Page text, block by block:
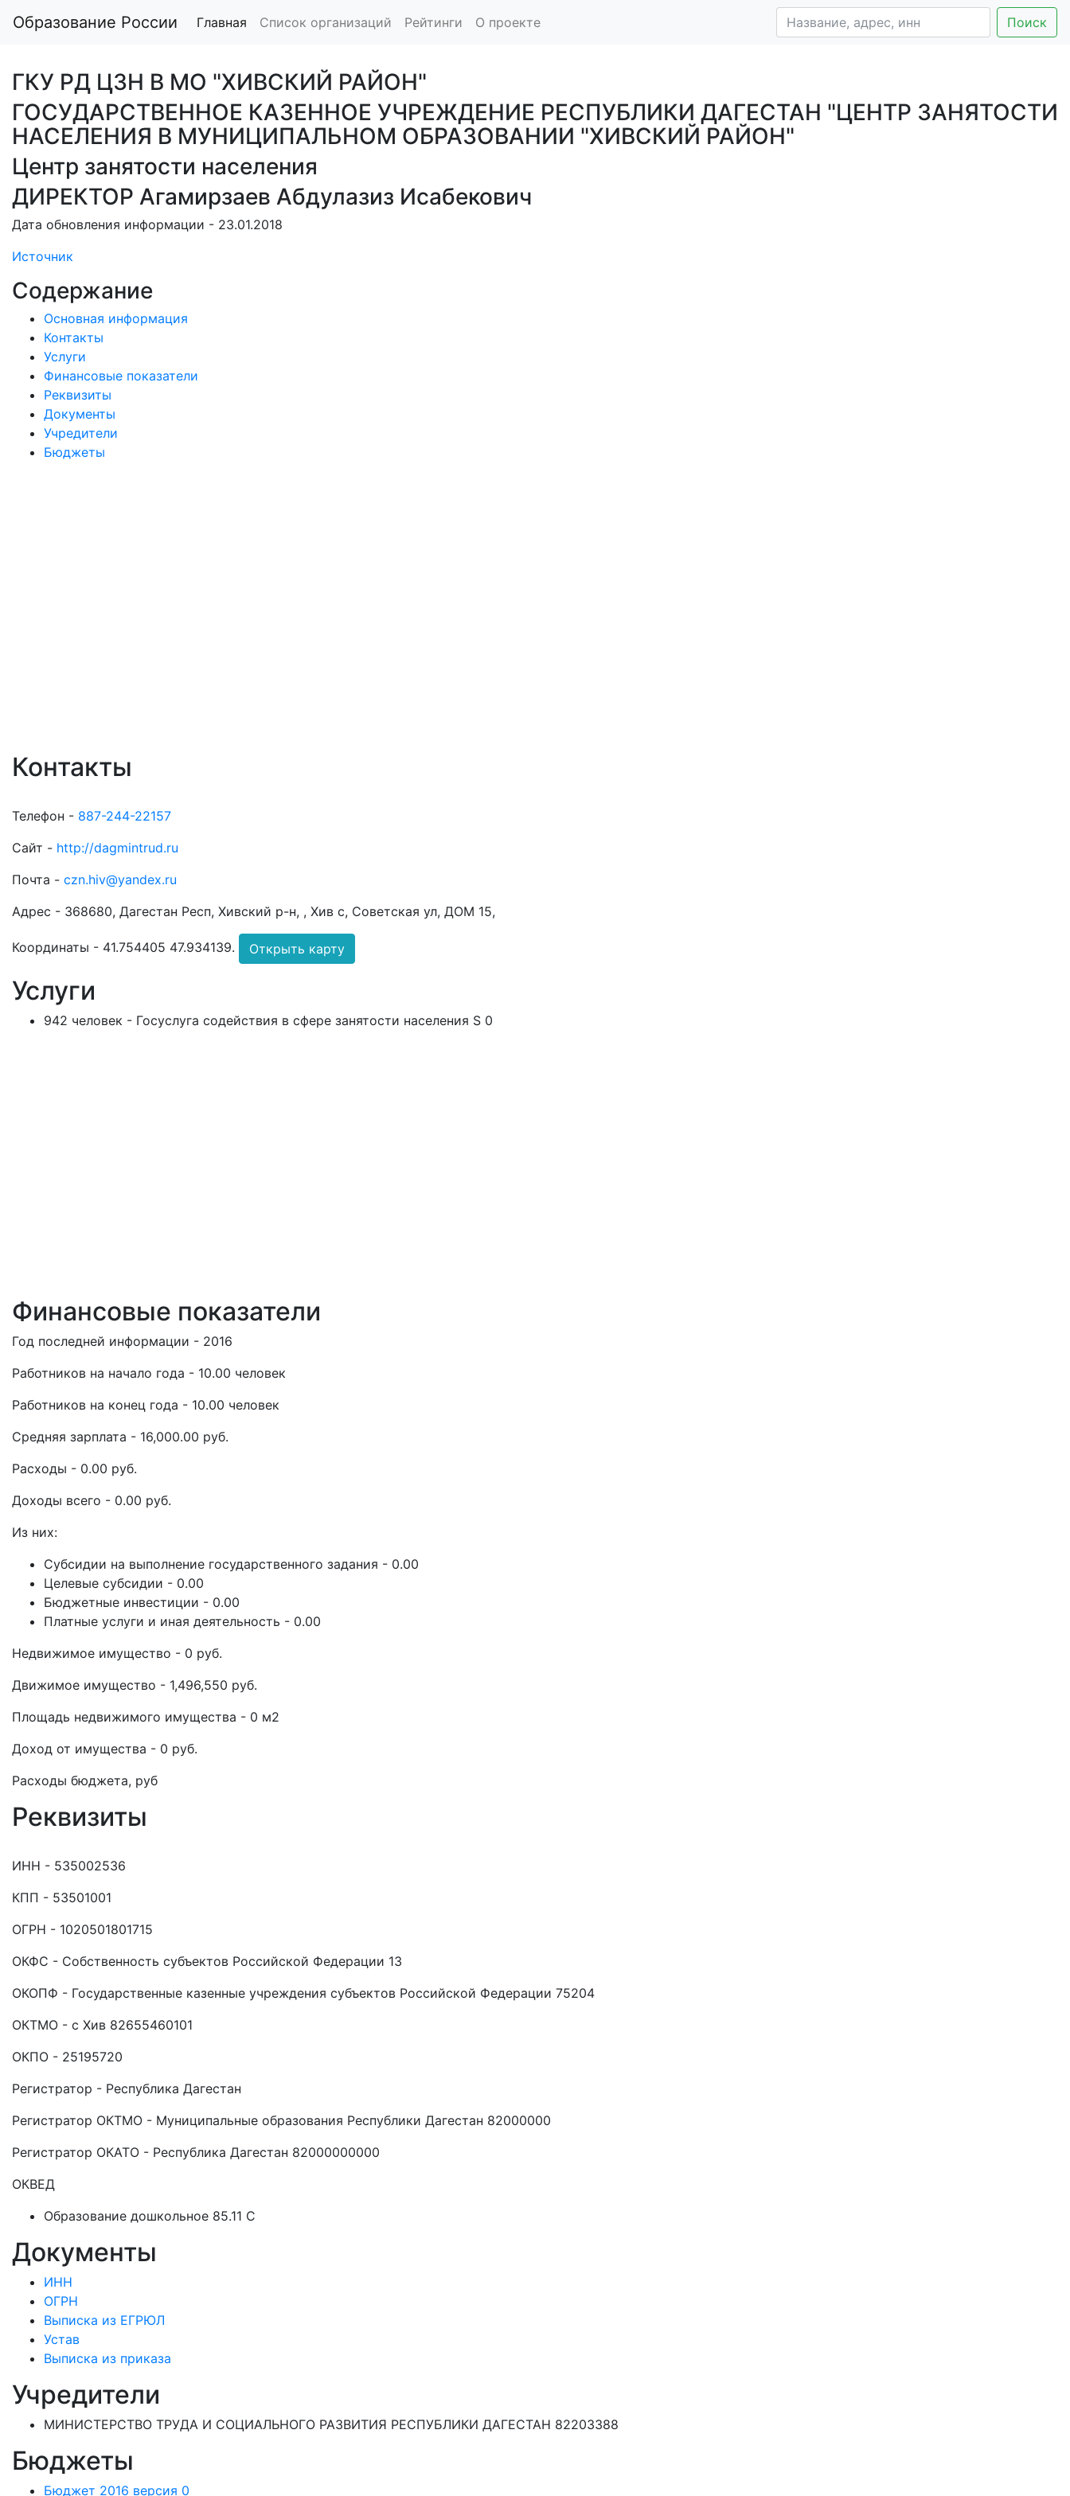
Образование России Главная Список организаций Рейтинги О проекте Поиск
ГКУ РД ЦЗН В МО "ХИВСКИЙ РАЙОН"
ГОСУДАРСТВЕННОЕ КАЗЕННОЕ УЧРЕЖДЕНИЕ РЕСПУБЛИКИ ДАГЕСТАН "ЦЕНТР ЗАНЯТОСТИ
НАСЕЛЕНИЯ В МУНИЦИПАЛЬНОМ ОБРАЗОВАНИИ "ХИВСКИЙ РАЙОН"
Центр занятости населения
ДИРЕКТОР Агамирзаев Абдулазиз Исабекович
Дата обновления информации - 23.01.2018
Источник
Содержание
Основная информация
Контакты
Услуги
Финансовые показатели
Реквизиты
Документы
Учредители
Бюджеты
Контакты
Телефон - 887-244-22157
Сайт - http://dagmintrud.ru
Почта - czn.hiv@yandex.ru
Адрес - 368680, Дагестан Респ, Хивский р-н, , Хив с, Советская ул, ДОМ 15,
Координаты - 41.754405 47.934139. Открыть карту
Услуги
942 человек - Госуслуга содействия в сфере занятости населения S 0
Финансовые показатели
Год последней информации - 2016
Работников на начало года - 10.00 человек
Работников на конец года - 10.00 человек
Средняя зарплата - 16,000.00 руб.
Расходы - 0.00 руб.
Доходы всего - 0.00 руб.
Из них:
Субсидии на выполнение государственного задания - 0.00
Целевые субсидии - 0.00
Бюджетные инвестиции - 0.00
Платные услуги и иная деятельность - 0.00
Недвижимое имущество - 0 руб.
Движимое имущество - 1,496,550 руб.
Площадь недвижимого имущества - 0 м2
Доход от имущества - 0 руб.
Расходы бюджета, руб
Реквизиты
ИНН - 535002536
КПП - 53501001
ОГРН - 1020501801715
ОКФС - Собственность субъектов Российской Федерации 13
ОКОПФ - Государственные казенные учреждения субъектов Российской Федерации 75204
ОКТМО - с Хив 82655460101
ОКПО - 25195720
Регистратор - Республика Дагестан
Регистратор ОКТМО - Муниципальные образования Республики Дагестан 82000000
Регистратор ОКАТО - Республика Дагестан 82000000000
ОКВЕД
Образование дошкольное 85.11 C
Документы
ИНН
ОГРН
Выписка из ЕГРЮЛ
Устав
Выписка из приказа
Учредители
МИНИСТЕРСТВО ТРУДА И СОЦИАЛЬНОГО РАЗВИТИЯ РЕСПУБЛИКИ ДАГЕСТАН 82203388
Бюджеты
Бюджет 2016 версия 0